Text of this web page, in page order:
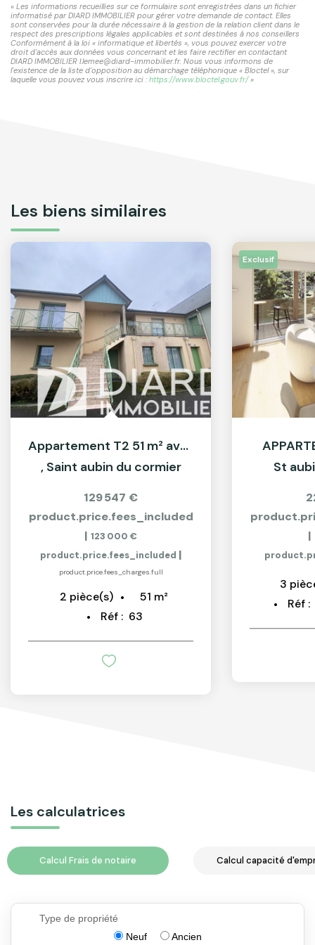
« Les informations recueillies sur ce formulaire sont enregistrées dans un fichier
informatisé par DIARD IMMOBILIER pour gérer votre demande de contact. Elles
sont conservées pour la durée nécessaire à la gestion de la relation client dans le
respect des prescriptions légales applicables et sont destinées à nos conseillers
Conformément à la loi « informatique et libertés », vous pouvez exercer votre
droit d'accès aux données vous concernant et les faire rectifier en contactant
DIARD IMMOBILIER l.lemee@diard-immobilier.fr. Nous vous informons de
l'existence de la liste d'opposition au démarchage téléphonique « Bloctel », sur
laquelle vous pouvez vous inscrire ici : https://www.bloctel.gouv.fr/»
Les biens similaires
Appartement T2 51 m² avec terrasse à Saint Aubin du Cormier
, Saint aubin du cormier
129 547 €
product.price.fees_included
| 123 000 €
product.price.fees_included |
product.price.fees_charges.full
2 pièce(s) 51 m²
Réf : 63
Exclusif
St
|
3
Réf :
Les calculatrices
Calcul Frais de notaire Calcul capacité